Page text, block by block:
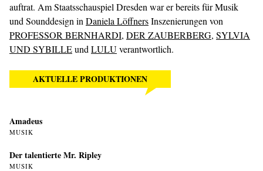
auftrat. Am Staatsschauspiel Dresden war er bereits für Musik
und Sounddesign in Daniela LöffnersInszenierungen von
PROFESSOR BERNHARDI, DER ZAUBERBERG, SYLVIA
UND SYBILLEund LULUverantwortlich.
AKTUELLE PRODUKTIONEN
Amadeus
MUSIK
Der talentierte Mr. Ripley
MUSIK